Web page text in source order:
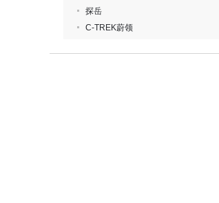
探岳
C-TREK蔚领